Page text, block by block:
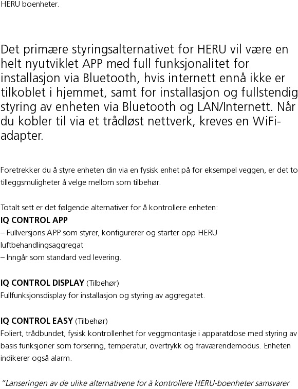
HERU boenheter.
Det primære styringsalternativet for HERU vil være en
helt nyutviklet APP med full funksjonalitet for
installasjon via Bluetooth, hvis internett ennå ikke er
tilkoblet i hjemmet, samt for installasjon og fullstendig
styring av enheten via Bluetooth og LAN/Internett. Når
du kobler til via et trådløst nettverk, kreves en WiFi-
adapter.
Foretrekker du å styre enheten din via en fysisk enhet på for eksempel veggen, er det to
tilleggsmuligheter å velge mellom som tilbehør.
Totalt sett er det følgende alternativer for å kontrollere enheten:
IQ CONTROL APP
– Fullversjons APP som styrer, konfigurerer og starter opp HERU
luftbehandlingsaggregat
– Inngår som standard ved levering.
IQ CONTROL DISPLAY (Tilbehør)
Fullfunksjonsdisplay for installasjon og styring av aggregatet.
IQ CONTROL EASY (Tilbehør)
Foliert, trådbundet, fysisk kontrollenhet for veggmontasje i apparatdose med styring av
basis funksjoner som forsering, temperatur, overtrykk og fraværendemodus. Enheten
indikerer også alarm.
”Lanseringen av de ulike alternativene for å kontrollere HERU-boenheter samsvarer